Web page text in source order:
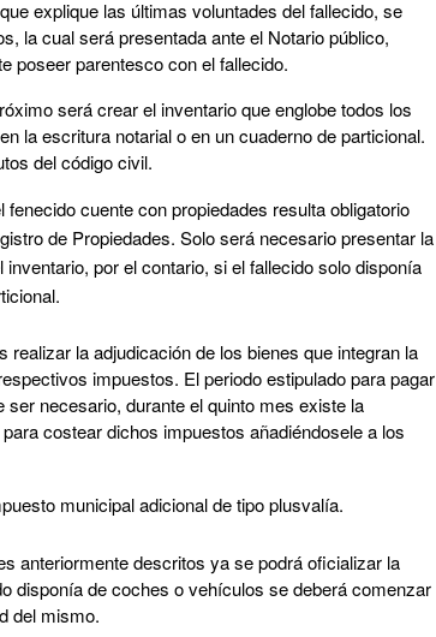
explique las últimas voluntades del fallecido, se
la cual será presentada ante el Notario público,
poseer parentesco con el fallecido.
será crear el inventario que englobe todos los
la escritura notarial o en un cuaderno de particional.
del código civil.
cuente con propiedades resulta obligatorio
de Propiedades. Solo será necesario presentar la
por el contario, si el fallecido solo disponía
la adjudicación de los bienes que integran la
impuestos. El periodo estipulado para pagar
necesario, durante el quinto mes existe la
costear dichos impuestos añadiéndosele a los
municipal adicional de tipo plusvalía.
anteriormente descritos ya se podrá oficializar la
disponía de coches o vehículos se deberá comenzar
del mismo.